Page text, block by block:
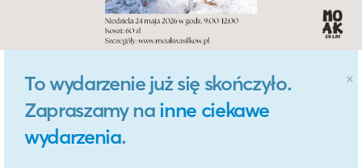
×
To wydarzenie już się skończyło.
Zapraszamy na inne ciekawe
wydarzenia.